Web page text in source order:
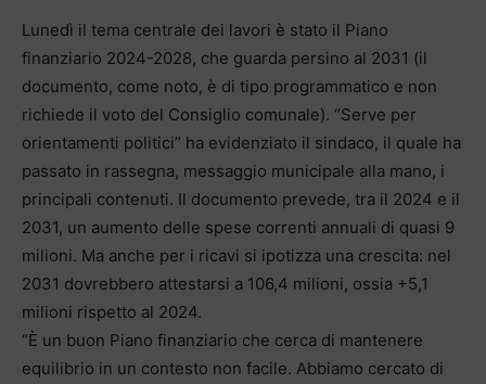
Lunedì il tema centrale dei lavori è stato il Piano
finanziario 2024-2028, che guarda persino al 2031 (il
documento, come noto, è di tipo programmatico e non
richiede il voto del Consiglio comunale). “Serve per
orientamenti politici” ha evidenziato il sindaco, il quale ha
passato in rassegna, messaggio municipale alla mano, i
principali contenuti. Il documento prevede, tra il 2024 e il
2031, un aumento delle spese correnti annuali di quasi 9
milioni. Ma anche per i ricavi si ipotizza una crescita: nel
2031 dovrebbero attestarsi a 106,4 milioni, ossia +5,1
milioni rispetto al 2024.
“È un buon Piano finanziario che cerca di mantenere
equilibrio in un contesto non facile. Abbiamo cercato di